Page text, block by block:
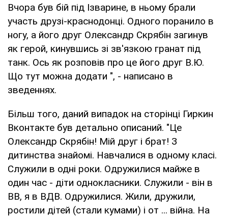
Вчора був бій під Ізварине, в ньому брали
участь друзі-краснодонці. Одного поранило в
ногу, а його друг Олександр Скрябін загинув
як герой, кинувшись зі зв'язкою гранат під
танк. Ось як розповів про це його друг В.Ю.
Що тут можна додати ", - написано в
зведеннях.
Більш того, даний випадок на сторінці Гиркин
Вконтакте був детально описаний. "Це
Олександр Скрябін! Мій друг і брат! З
дитинства знайомі. Навчалися в одному класі.
Служили в одні роки. Одружилися майже в
один час - діти однокласники. Служили - він в
ВВ, я в ВДВ. Одружилися. Жили, дружили,
ростили дітей (стали кумами) і от ... війна. На